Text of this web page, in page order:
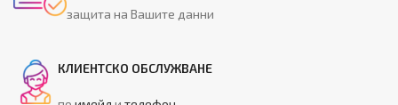
защита на Вашите данни
КЛИЕНТСКО ОБСЛУЖВАНЕ